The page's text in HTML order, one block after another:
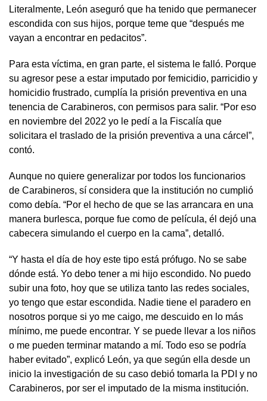
Literalmente, León aseguró que ha tenido que permanecer
escondida con sus hijos, porque teme que “después me
vayan a encontrar en pedacitos”.
Para esta víctima, en gran parte, el sistema le falló. Porque
su agresor pese a estar imputado por femicidio, parricidio y
homicidio frustrado, cumplía la prisión preventiva en una
tenencia de Carabineros, con permisos para salir. “Por eso
en noviembre del 2022 yo le pedí a la Fiscalía que
solicitara el traslado de la prisión preventiva a una cárcel”,
contó.
Aunque no quiere generalizar por todos los funcionarios
de Carabineros, sí considera que la institución no cumplió
como debía. “Por el hecho de que se las arrancara en una
manera burlesca, porque fue como de película, él dejó una
cabecera simulando el cuerpo en la cama”, detalló.
“Y hasta el día de hoy este tipo está prófugo. No se sabe
dónde está. Yo debo tener a mi hijo escondido. No puedo
subir una foto, hoy que se utiliza tanto las redes sociales,
yo tengo que estar escondida. Nadie tiene el paradero en
nosotros porque si yo me caigo, me descuido en lo más
mínimo, me puede encontrar. Y se puede llevar a los niños
o me pueden terminar matando a mí. Todo eso se podría
haber evitado”, explicó León, ya que según ella desde un
inicio la investigación de su caso debió tomarla la PDI y no
Carabineros, por ser el imputado de la misma institución.